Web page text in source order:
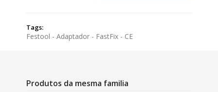
Tags:
Festool - Adaptador - FastFix - CE
Produtos da mesma familia